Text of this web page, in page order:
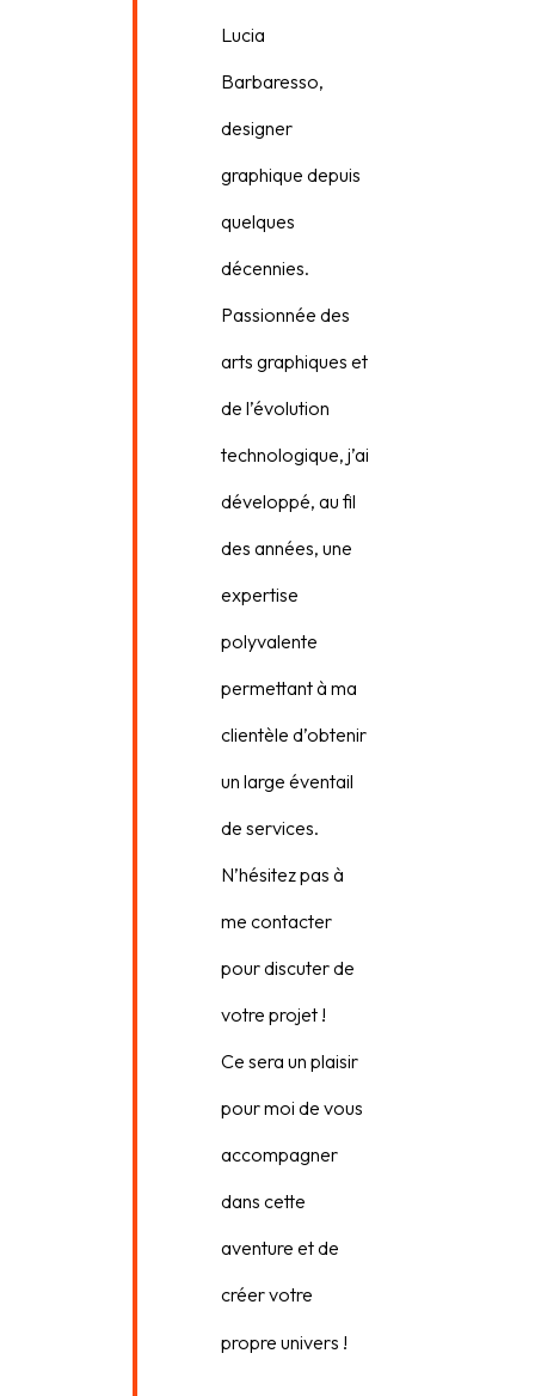
Lucia
Barbaresso,
designer
graphique depuis
quelques
décennies.
Passionnée des
arts graphiques et
de l’évolution
technologique, j’ai
développé, au fil
des années, une
expertise
polyvalente
permettant à ma
clientèle d’obtenir
un large éventail
de services.
N’hésitez pas à
me contacter
pour discuter de
votre projet !
Ce sera un plaisir
pour moi de vous
accompagner
dans cette
aventure et de
créer votre
propre univers !